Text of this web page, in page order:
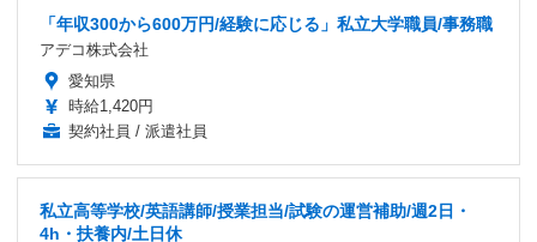
「年収300から600万円/経験に応じる」私立大学職員/事務職
アデコ株式会社
愛知県
時給1,420円
契約社員 / 派遣社員
私立高等学校/英語講師/授業担当/試験の運営補助/週2日・
4h・扶養内/土日休